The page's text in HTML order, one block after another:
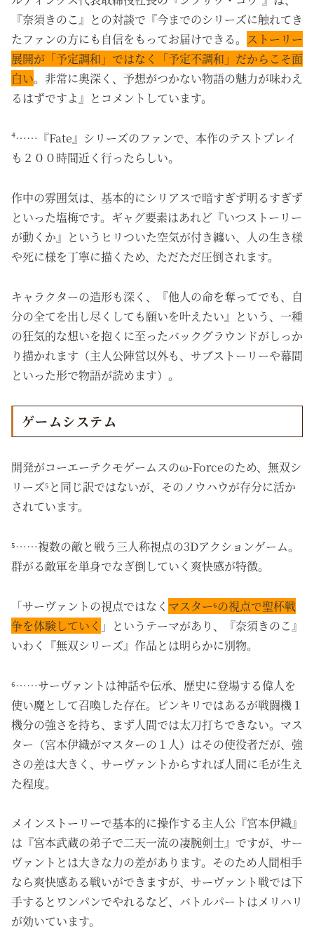
『奈須きのこ』との対談で『今までのシリーズに触れてき
たファンの方にも自信をもってお届けできる。 ストーリー
展開が「予定調和」ではなく「予定不調和」だからこそ面
白い。 非常に奥深く、予想がつかない物語の魅力が味わえ
るはずですよ』とコメントしています。
⁴……『Fate』シリーズのファンで、本作のテストプレイ
も２００時間近く行ったらしい。
作中の雰囲気は、基本的にシリアスで暗すぎず明るすぎず
といった塩梅です。ギャグ要素はあれど『いつストーリー
が動くか』というヒリついた空気が付き纏い、人の生き様
や死に様を丁寧に描くため、ただただ圧倒されます。
キャラクターの造形も深く、『他人の命を奪ってでも、自
分の全てを出し尽くしても願いを叶えたい』という、一種
の狂気的な想いを抱くに至ったバックグラウンドがしっか
り描かれます（主人公陣営以外も、サブストーリーや幕間
といった形で物語が読めます）。
ゲームシステム
開発がコーエーテクモゲームスのω-Forceのため、無双シ
リーズ⁵と同じ訳ではないが、そのノウハウが存分に活か
されています。
⁵……複数の敵と戦う三人称視点の3Dアクションゲーム。
群がる敵軍を単身でなぎ倒していく爽快感が特徴。
「サーヴァントの視点ではなく マスター⁶の視点で聖杯戦
争を体験していく 」というテーマがあり、
『奈須きのこ』
いわく『無双シリーズ』作品とは明らかに別物。
⁶……サーヴァントは神話や伝承、歴史に登場する偉人を
使い魔として召喚した存在。ピンキリではあるが戦闘機１
機分の強さを持ち、まず人間では太刀打ちできない。マス
ター（宮本伊織がマスターの１人）はその使役者だが、強
さの差は大きく、サーヴァントからすれば人間に毛が生え
た程度。
メインストーリーで基本的に操作する主人公『宮本伊織』
は『宮本武蔵の弟子で二天一流の凄腕剣士』ですが、サー
ヴァントとは大きな力の差があります。そのため人間相手
なら爽快感ある戦いができますが、サーヴァント戦では下
手すると ワンパンでやれるなど、バトルパートはメリハリ
が効いています。